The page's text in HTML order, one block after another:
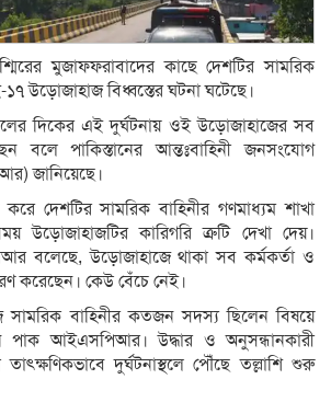
মুজাফফরাবাদের কাছে দেশটির সামরিক
উড়োজাহাজ বিধ্বস্তের ঘটনা ঘটেছে।
দিকের এই দুর্ঘটনায় ওই উড়োজাহাজের সব
বলে পাকিস্তানের আন্তঃবাহিনী জনসংযোগ
জানিয়েছে।
করে দেশটির সামরিক বাহিনীর গণমাধ্যম শাখা
উড়োজাহাজটির কারিগরি ত্রুটি দেখা দেয়।
বলেছে, ‌‌উড়োজাহাজে থাকা সব কর্মকর্তা ও
করেছেন। কেউ বেঁচে নেই।
বাহিনীর কতজন সদস্য ছিলেন বিষয়ে
পাক আইএসপিআর। উদ্ধার ও অনুসন্ধানকারী
দুর্ঘটনাস্থলে পৌঁছে তল্লাশি শুরু